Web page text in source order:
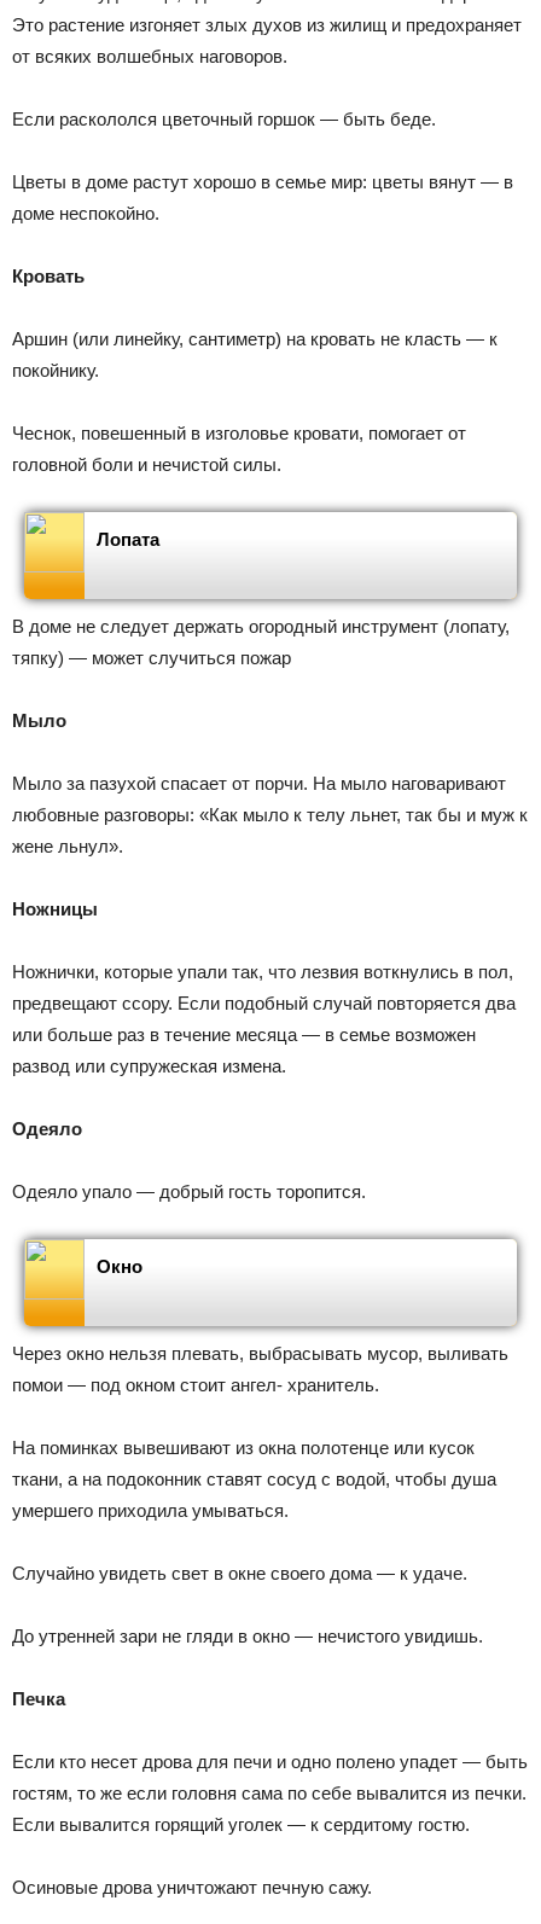
Это растение изгоняет злых духов из жилищ и предохраняет
от всяких волшебных наговоров.
Если раскололся цветочный горшок — быть беде.
Цветы в доме растут хорошо в семье мир: цветы вянут — в
доме неспокойно.
Кровать
Аршин (или линейку, сантиметр) на кровать не класть — к
покойнику.
Чеснок, повешенный в изголовье кровати, помогает от
головной боли и нечистой силы.
Лопата
В доме не следует держать огородный инструмент (лопату,
тяпку) — может случиться пожар
Мыло
Мыло за пазухой спасает от порчи. На мыло наговаривают
любовные разговоры: «Как мыло к телу льнет, так бы и муж к
жене льнул».
Ножницы
Ножнички, которые упали так, что лезвия воткнулись в пол,
предвещают ссору. Если подобный случай повторяется два
или больше раз в течение месяца — в семье возможен
развод или супружеская измена.
Одеяло
Одеяло упало — добрый гость торопится.
Окно
Через окно нельзя плевать, выбрасывать мусор, выливать
помои — под окном стоит ангел- хранитель.
На поминках вывешивают из окна полотенце или кусок
ткани, а на подоконник ставят сосуд с водой, чтобы душа
умершего приходила умываться.
Случайно увидеть свет в окне своего дома — к удаче.
До утренней зари не гляди в окно — нечистого увидишь.
Печка
Если кто несет дрова для печи и одно полено упадет — быть
гостям, то же если головня сама по себе вывалится из печки.
Если вывалится горящий уголек — к сердитому гостю.
Осиновые дрова уничтожают печную сажу.